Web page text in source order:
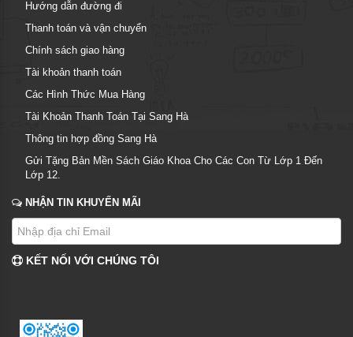
Hướng dẫn đường đi
Thanh toán và vận chuyển
Chính sách giao hàng
Tài khoản thanh toán
Các Hình Thức Mua Hàng
Tài Khoản Thanh Toán Tại Sang Hà
Thông tin hợp đồng Sang Hà
Gửi Tặng Bản Mền Sách Giáo Khoa Cho Các Con Từ Lớp 1 Đến
Lớp 12.
NHẬN TIN KHUYẾN MÃI
KẾT NỐI VỚI CHÚNG TÔI